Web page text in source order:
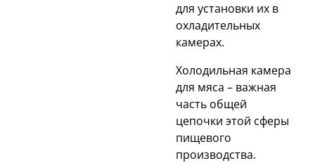
для установки их в
охладительных
камерах.
Холодильная камера
для мяса – важная
часть общей
цепочки этой сферы
пищевого
производства.